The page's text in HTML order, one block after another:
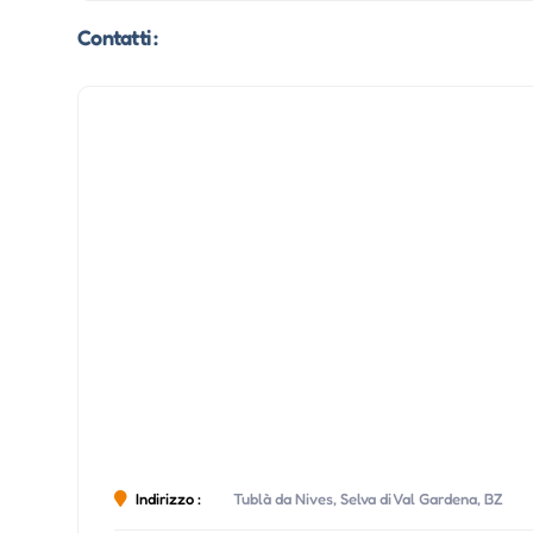
Contatti :
Indirizzo : Tublà da Nives, Selva di Val Gardena, BZ